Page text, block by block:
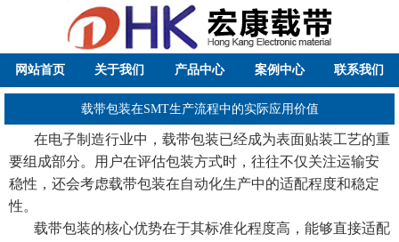
网站首页 关于我们 产品中心 案例中心 联系我们
载带包装在SMT生产流程中的实际应用价值
在电子制造行业中，载带包装已经成为表面贴装工艺的重
要组成部分。用户在评估包装方式时，往往不仅关注运输安
稳性，还会考虑载带包装在自动化生产中的适配程度和稳定
性。
载带包装的核心优势在于其标准化程度高，能够直接适配